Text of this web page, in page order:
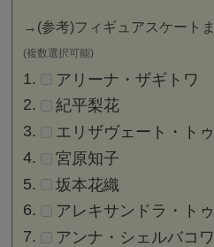
→ (参考)フィギュアスケート
(複数選択可能)
アリーナ・ザギトワ
紀平梨花
エリザヴェート・ト
宮原知子
坂本花織
アレキサンドラ・ト
アンナ・シェルバコワ